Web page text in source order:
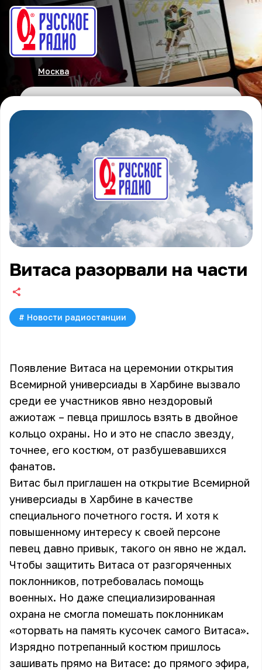
Москва
Витаса разорвали на части
# Новости радиостанции
Появление Витаса на церемонии открытия
Всемирной универсиады в Харбине вызвало
среди ее участников явно нездоровый
ажиотаж – певца пришлось взять в двойное
кольцо охраны. Но и это не спасло звезду,
точнее, его костюм, от разбушевавшихся
фанатов.
Витас был приглашен на открытие Всемирной
универсиады в Харбине в качестве
специального почетного гостя. И хотя к
повышенному интересу к своей персоне
певец давно привык, такого он явно не ждал.
Чтобы защитить Витаса от разгоряченных
поклонников, потребовалась помощь
военных. Но даже специализированная
охрана не смогла помешать поклонникам
«оторвать на память кусочек самого Витаса».
Изрядно потрепанный костюм пришлось
зашивать прямо на Витасе: до прямого эфира,